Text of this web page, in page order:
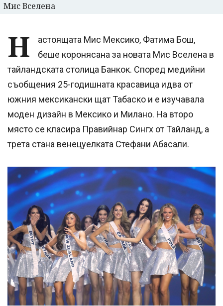
Мис Вселена
Н
астоящата Мис Мексико, Фатима Бош,
беше коронясана за новата Мис Вселена в
тайландската столица Банкок. Според медийни
съобщения 25-годишната красавица идва от
южния мексикански щат Табаско и е изучавала
моден дизайн в Мексико и Милано. На второ
място се класира Правийнар Сингх от Тайланд, а
трета стана венецуелката Стефани Абасали.